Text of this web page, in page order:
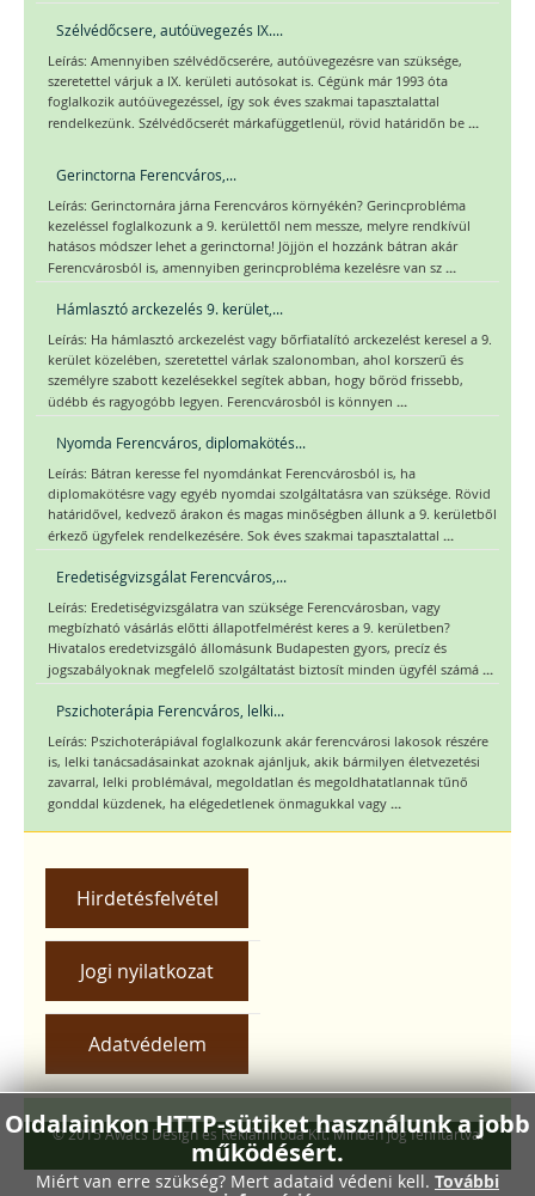
Szélvédőcsere, autóüvegezés IX....
Leírás: Amennyiben szélvédőcserére, autóüvegezésre van szüksége,
szeretettel várjuk a IX. kerületi autósokat is. Cégünk már 1993 óta
foglalkozik autóüvegezéssel, így sok éves szakmai tapasztalattal
rendelkezünk. Szélvédőcserét márkafüggetlenül, rövid határidőn be ...
Gerinctorna Ferencváros,...
Leírás: Gerinctornára járna Ferencváros környékén? Gerincprobléma
kezeléssel foglalkozunk a 9. kerülettől nem messze, melyre rendkívül
hatásos módszer lehet a gerinctorna! Jöjjön el hozzánk bátran akár
Ferencvárosból is, amennyiben gerincprobléma kezelésre van sz ...
Hámlasztó arckezelés 9. kerület,...
Leírás: Ha hámlasztó arckezelést vagy bőrfiatalító arckezelést keresel a 9.
kerület közelében, szeretettel várlak szalonomban, ahol korszerű és
személyre szabott kezelésekkel segítek abban, hogy bőröd frissebb,
üdébb és ragyogóbb legyen. Ferencvárosból is könnyen ...
Nyomda Ferencváros, diplomakötés...
Leírás: Bátran keresse fel nyomdánkat Ferencvárosból is, ha
diplomakötésre vagy egyéb nyomdai szolgáltatásra van szüksége. Rövid
határidővel, kedvező árakon és magas minőségben állunk a 9. kerületből
érkező ügyfelek rendelkezésére. Sok éves szakmai tapasztalattal ...
Eredetiségvizsgálat Ferencváros,...
Leírás: Eredetiségvizsgálatra van szüksége Ferencvárosban, vagy
megbízható vásárlás előtti állapotfelmérést keres a 9. kerületben?
Hivatalos eredetvizsgáló állomásunk Budapesten gyors, precíz és
jogszabályoknak megfelelő szolgáltatást biztosít minden ügyfél számá ...
Pszichoterápia Ferencváros, lelki...
Leírás: Pszichoterápiával foglalkozunk akár ferencvárosi lakosok részére
is, lelki tanácsadásainkat azoknak ajánljuk, akik bármilyen életvezetési
zavarral, lelki problémával, megoldatlan és megoldhatatlannak tűnő
gonddal küzdenek, ha elégedetlenek önmagukkal vagy ...
Hirdetésfelvétel
Jogi nyilatkozat
Adatvédelem
Oldalainkon HTTP-sütiket használunk a jobb
működésért.
Miért van erre szükség? Mert adataid védeni kell. További
© 2015 Awacs Design és Reklámiroda Kft. Minden jog fenntartva.